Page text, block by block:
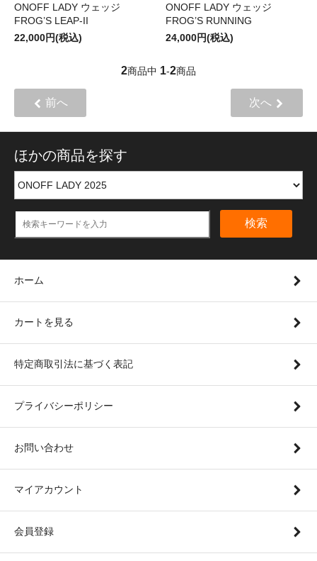
ONOFF LADY ウェッジ
FROG’S LEAP-II
22,000円(税込)
ONOFF LADY ウェッジ
FROG’S RUNNING
24,000円(税込)
2商品中 1-2商品
前へ 次へ
ほかの商品を探す
検索
ホーム
カートを見る
特定商取引法に基づく表記
プライバシーポリシー
お問い合わせ
マイアカウント
会員登録